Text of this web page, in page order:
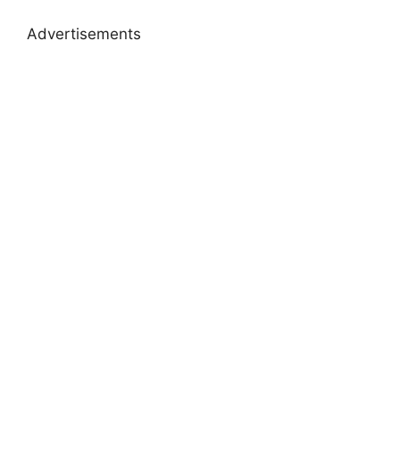
Advertisements